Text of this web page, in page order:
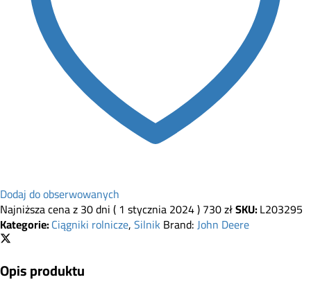
Dodaj do obserwowanych
Najniższa cena z 30 dni (1 stycznia 2024)730złSKU:L203295
Kategorie:Ciągniki rolnicze,SilnikBrand:John Deere
Opis produktu